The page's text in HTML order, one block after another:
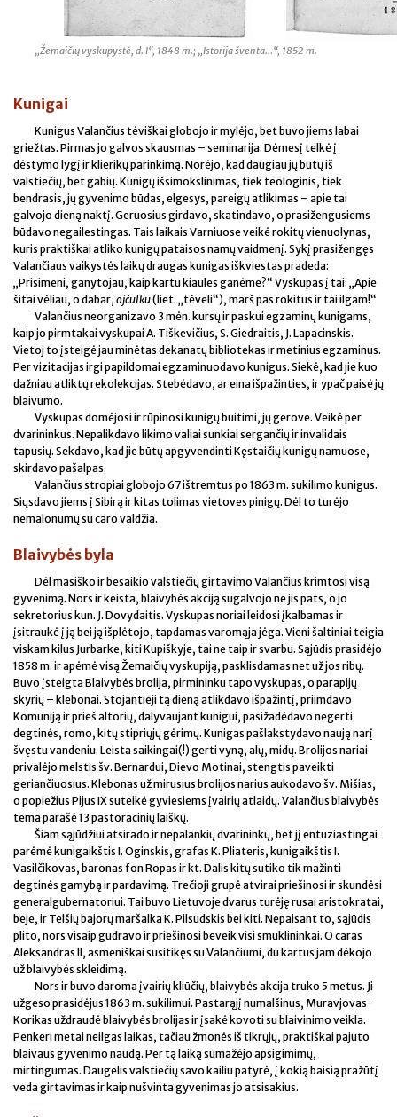
„Žemaičių vyskupystė, d. I“, 1848 m.; „Istorija šventa...“, 1852 m.
Kunigai
Kunigus Valančius tėviškai globojo ir mylėjo, bet buvo jiems labai
griežtas. Pirmas jo galvos skausmas – seminarija. Dėmesį telkė į
dėstymo lygį ir klierikų parinkimą. Norėjo, kad daugiau jų būtų iš
valstiečių, bet gabių. Kunigų išsimokslinimas, tiek teologinis, tiek
bendrasis, jų gyvenimo būdas, elgesys, pareigų atlikimas – apie tai
galvojo dieną naktį. Geruosius girdavo, skatindavo, o prasižengusiems
būdavo negailestingas. Tais laikais Varniuose veikė rokitų vienuolynas,
kuris praktiškai atliko kunigų pataisos namų vaidmenį. Sykį prasižengęs
Valančiaus vaikystės laikų draugas kunigas iškviestas pradeda:
„Prisimeni, ganytojau, kaip kartu kiaules ganėme?“ Vyskupas į tai: „Apie
šitai vėliau, o dabar, ojčulku(liet. „tėveli“), marš pas rokitus ir tai ilgam!“
Valančius neorganizavo 3 mėn. kursų ir paskui egzaminų kunigams,
kaip jo pirmtakai vyskupai A. Tiškevičius, S. Giedraitis, J. Lapacinskis.
Vietoj to įsteigė jau minėtas dekanatų bibliotekas ir metinius egzaminus.
Per vizitacijas irgi papildomai egzaminuodavo kunigus. Siekė, kad jie kuo
dažniau atliktų rekolekcijas. Stebėdavo, ar eina išpažinties, ir ypač paisė jų
blaivumo.
Vyskupas domėjosi ir rūpinosi kunigų buitimi, jų gerove. Veikė per
dvarininkus. Nepalikdavo likimo valiai sunkiai sergančių ir invalidais
tapusių. Sekdavo, kad jie būtų apgyvendinti Kęstaičių kunigų namuose,
skirdavo pašalpas.
Valančius stropiai globojo 67 ištremtus po 1863 m. sukilimo kunigus.
Siųsdavo jiems į Sibirą ir kitas tolimas vietoves pinigų. Dėl to turėjo
nemalonumų su caro valdžia.
Blaivybės byla
Dėl masiško ir besaikio valstiečių girtavimo Valančius krimtosi visą
gyvenimą. Nors ir keista, blaivybės akciją sugalvojo ne jis pats, o jo
sekretorius kun. J. Dovydaitis. Vyskupas noriai leidosi įkalbamas ir
įsitraukė į ją bei ją išplėtojo, tapdamas varomąja jėga. Vieni šaltiniai teigia
viskam kilus Jurbarke, kiti Kupiškyje, tai ne taip ir svarbu. Sąjūdis prasidėjo
1858 m. ir apėmė visą Žemaičių vyskupiją, pasklisdamas net už jos ribų.
Buvo įsteigta Blaivybės brolija, pirmininku tapo vyskupas, o parapijų
skyrių – klebonai. Stojantieji tą dieną atlikdavo išpažintį, priimdavo
Komuniją ir prieš altorių, dalyvaujant kunigui, pasižadėdavo negerti
degtinės, romo, kitų stipriųjų gėrimų. Kunigas pašlakstydavo naują narį
švęstu vandeniu. Leista saikingai(!) gerti vyną, alų, midų. Brolijos nariai
privalėjo melstis šv. Bernardui, Dievo Motinai, stengtis paveikti
geriančiuosius. Klebonas už mirusius brolijos narius aukodavo šv. Mišias,
o popiežius Pijus IX suteikė gyviesiems įvairių atlaidų. Valančius blaivybės
tema parašė 13 pastoracinių laiškų.
Šiam sąjūdžiui atsirado ir nepalankių dvarininkų, bet jį entuziastingai
parėmė kunigaikštis I. Oginskis, grafas K. Pliateris, kunigaikštis I.
Vasilčikovas, baronas fon Ropas ir kt. Dalis kitų sutiko tik mažinti
degtinės gamybą ir pardavimą. Trečioji grupė atvirai priešinosi ir skundėsi
generalgubernatoriui. Tai buvo Lietuvoje dvarus turėję rusai aristokratai,
beje, ir Telšių bajorų maršalka K. Pilsudskis bei kiti. Nepaisant to, sąjūdis
plito, nors visaip gudravo ir priešinosi beveik visi smuklininkai. O caras
Aleksandras II, asmeniškai susitikęs su Valančiumi, du kartus jam dėkojo
už blaivybės skleidimą.
Nors ir buvo daroma įvairių kliūčių, blaivybės akcija truko 5 metus. Ji
užgeso prasidėjus 1863 m. sukilimui. Pastarąjį numalšinus, Muravjovas-
Korikas uždraudė blaivybės brolijas ir įsakė kovoti su blaivinimo veikla.
Penkeri metai neilgas laikas, tačiau žmonės iš tikrųjų, praktiškai pajuto
blaivaus gyvenimo naudą. Per tą laiką sumažėjo apsigimimų,
mirtingumas. Daugelis valstiečių savo kailiu patyrė, į kokią baisią pražūtį
veda girtavimas ir kaip nušvinta gyvenimas jo atsisakius.